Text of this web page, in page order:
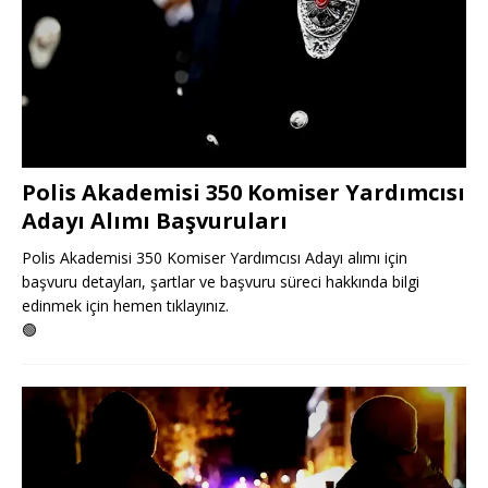
Polis Akademisi 350 Komiser Yardımcısı
Adayı Alımı Başvuruları
Polis Akademisi 350 Komiser Yardımcısı Adayı alımı için
başvuru detayları, şartlar ve başvuru süreci hakkında bilgi
edinmek için hemen tıklayınız.
🟢